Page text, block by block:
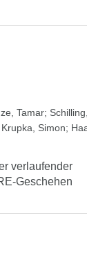
Tamar; Schilling,
Krupka, Simon;
verlaufender
Geschehen